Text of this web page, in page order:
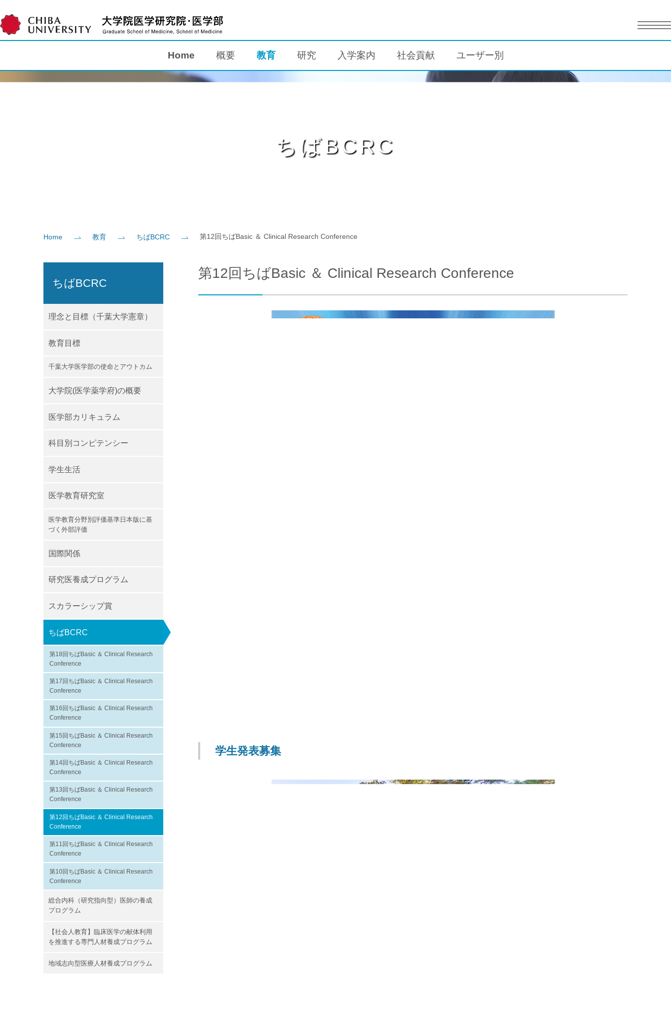
Home
在学生・教員の方お問い合わせ交通アクセス
Home 概要 教育 研究 入学案内 社会貢献 ユーザー別
ちばBCRC
Home 教育 ちばBCRC 第12回ちばBasic ＆ Clinical Research Conference
第12回ちばBasic ＆ Clinical Research Conference
学生発表募集
ちばBCRC
理念と目標（千葉大学憲章）
教育目標
千葉大学医学部の使命とアウトカム
大学院(医学薬学府)の概要
医学部カリキュラム
科目別コンピテンシー
学生生活
医学教育研究室
医学教育分野別評価基準日本版に基
づく外部評価
国際関係
研究医養成プログラム
スカラーシップ賞
ちばBCRC
第18回ちばBasic ＆ Clinical Research
Conference
第17回ちばBasic ＆ Clinical Research
Conference
第16回ちばBasic ＆ Clinical Research
Conference
第15回ちばBasic ＆ Clinical Research
Conference
第14回ちばBasic ＆ Clinical Research
Conference
第13回ちばBasic ＆ Clinical Research
Conference
第12回ちばBasic ＆ Clinical Research
Conference
第11回ちばBasic ＆ Clinical Research
Conference
第10回ちばBasic ＆ Clinical Research
Conference
総合内科（研究指向型）医師の養成
プログラム
【社会人教育】臨床医学の献体利用
を推進する専門人材養成プログラム
地域志向型医療人材養成プログラム